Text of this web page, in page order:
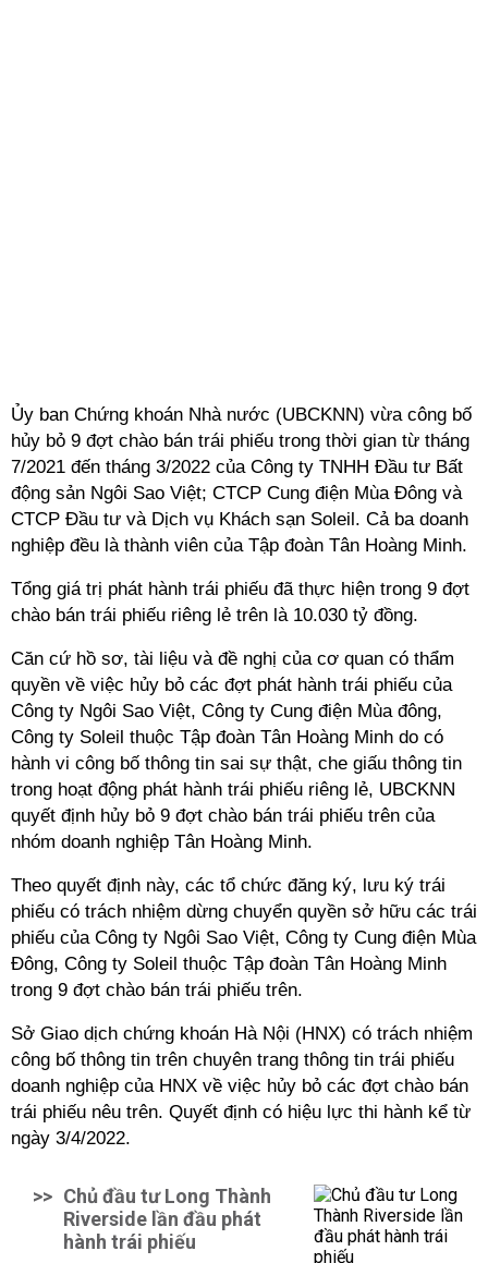
Ủy ban Chứng khoán Nhà nước (UBCKNN) vừa công bố
hủy bỏ 9 đợt chào bán trái phiếu trong thời gian từ tháng
7/2021 đến tháng 3/2022 của Công ty TNHH Đầu tư Bất
động sản Ngôi Sao Việt; CTCP Cung điện Mùa Đông và
CTCP Đầu tư và Dịch vụ Khách sạn Soleil. Cả ba doanh
nghiệp đều là thành viên của Tập đoàn Tân Hoàng Minh.
Tổng giá trị phát hành trái phiếu đã thực hiện trong 9 đợt
chào bán trái phiếu riêng lẻ trên là 10.030 tỷ đồng.
Căn cứ hồ sơ, tài liệu và đề nghị của cơ quan có thẩm
quyền về việc hủy bỏ các đợt phát hành trái phiếu của
Công ty Ngôi Sao Việt, Công ty Cung điện Mùa đông,
Công ty Soleil thuộc Tập đoàn Tân Hoàng Minh do có
hành vi công bố thông tin sai sự thật, che giấu thông tin
trong hoạt động phát hành trái phiếu riêng lẻ, UBCKNN
quyết định hủy bỏ 9 đợt chào bán trái phiếu trên của
nhóm doanh nghiệp Tân Hoàng Minh.
Theo quyết định này, các tổ chức đăng ký, lưu ký trái
phiếu có trách nhiệm dừng chuyển quyền sở hữu các trái
phiếu của Công ty Ngôi Sao Việt, Công ty Cung điện Mùa
Đông, Công ty Soleil thuộc Tập đoàn Tân Hoàng Minh
trong 9 đợt chào bán trái phiếu trên.
Sở Giao dịch chứng khoán Hà Nội (HNX) có trách nhiệm
công bố thông tin trên chuyên trang thông tin trái phiếu
doanh nghiệp của HNX về việc hủy bỏ các đợt chào bán
trái phiếu nêu trên. Quyết định có hiệu lực thi hành kể từ
ngày 3/4/2022.
>> Chủ đầu tư Long Thành
Riverside lần đầu phát
hành trái phiếu